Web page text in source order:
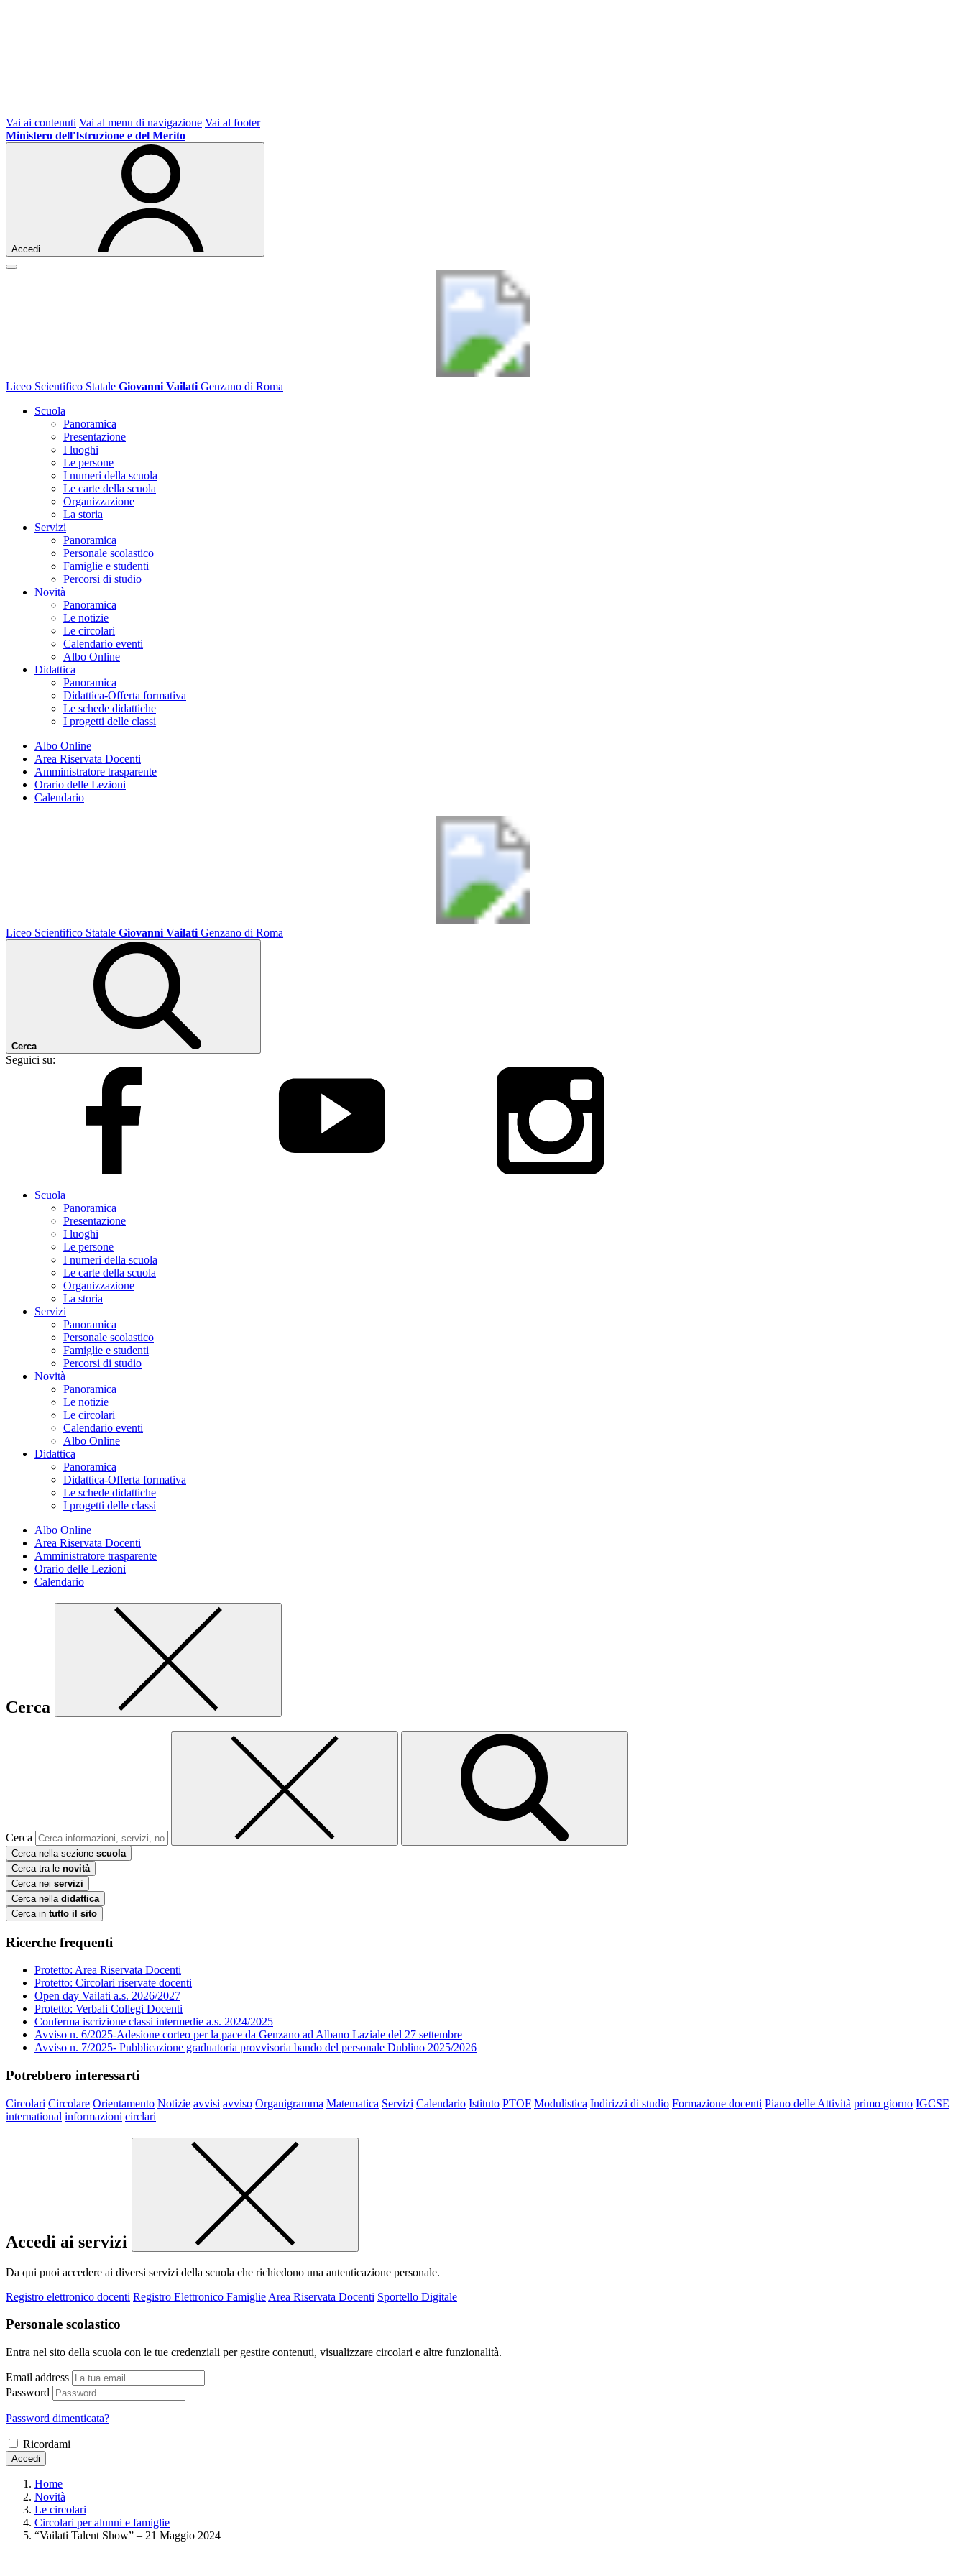
Vai ai contenuti Vai al menu di navigazione Vai al footer
Ministero dell'Istruzione e del Merito
Accedi
Liceo Scientifico Statale Giovanni Vailati Genzano di Roma
Scuola
Panoramica
Presentazione
I luoghi
Le persone
I numeri della scuola
Le carte della scuola
Organizzazione
La storia
Servizi
Panoramica
Personale scolastico
Famiglie e studenti
Percorsi di studio
Novità
Panoramica
Le notizie
Le circolari
Calendario eventi
Albo Online
Didattica
Panoramica
Didattica-Offerta formativa
Le schede didattiche
I progetti delle classi
Albo Online
Area Riservata Docenti
Amministratore trasparente
Orario delle Lezioni
Calendario
Liceo Scientifico Statale Giovanni Vailati Genzano di Roma
Cerca
Seguici su:
Scuola
Panoramica
Presentazione
I luoghi
Le persone
I numeri della scuola
Le carte della scuola
Organizzazione
La storia
Servizi
Panoramica
Personale scolastico
Famiglie e studenti
Percorsi di studio
Novità
Panoramica
Le notizie
Le circolari
Calendario eventi
Albo Online
Didattica
Panoramica
Didattica-Offerta formativa
Le schede didattiche
I progetti delle classi
Albo Online
Area Riservata Docenti
Amministratore trasparente
Orario delle Lezioni
Calendario
Cerca
Cerca
Cerca nella sezione scuola
Cerca tra le novità
Cerca nei servizi
Cerca nella didattica
Cerca in tutto il sito
Ricerche frequenti
Protetto: Area Riservata Docenti
Protetto: Circolari riservate docenti
Open day Vailati a.s. 2026/2027
Protetto: Verbali Collegi Docenti
Conferma iscrizione classi intermedie a.s. 2024/2025
Avviso n. 6/2025-Adesione corteo per la pace da Genzano ad Albano Laziale del 27 settembre
Avviso n. 7/2025- Pubblicazione graduatoria provvisoria bando del personale Dublino 2025/2026
Potrebbero interessarti
Circolari Circolare Orientamento Notizie avvisi avviso Organigramma Matematica Servizi Calendario Istituto PTOF Modulistica Indirizzi di studio Formazione docenti Piano delle Attività primo giorno IGCSE
international informazioni circlari
Accedi ai servizi
Da qui puoi accedere ai diversi servizi della scuola che richiedono una autenticazione personale.
Registro elettronico docenti Registro Elettronico Famiglie Area Riservata Docenti Sportello Digitale
Personale scolastico
Entra nel sito della scuola con le tue credenziali per gestire contenuti, visualizzare circolari e altre funzionalità.
Email address
Password
Password dimenticata?
Ricordami
Accedi
Home
Novità
Le circolari
Circolari per alunni e famiglie
“Vailati Talent Show” – 21 Maggio 2024